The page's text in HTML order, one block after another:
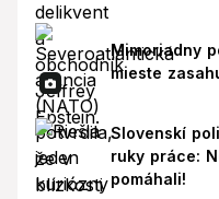
Mimoriadny
mieste
Slovenskí
ruky práce:
pomáhali!